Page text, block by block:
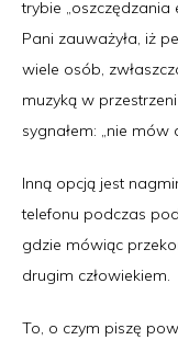
trybie
Pani zauważyła, iż
wiele osób,
muzyką w
sygnałem: „nie mów
Inną opcją jest
telefonu podczas
gdzie mówiąc
drugim człowiekiem.
To, o czym piszę